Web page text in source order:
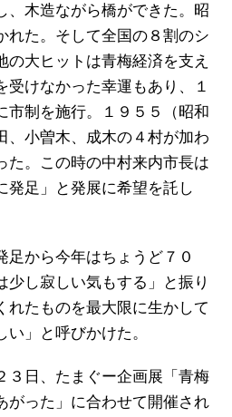
、木造ながら橋ができた。昭
れた。そして全国の８割のシ
の大ヒットは青梅経済を支え
受けなかった幸運もあり、１
市制を施行。１９５５（昭和
、小曽木、成木の４村が加わ
た。この時の中村来内市長は
発足」と発展に希望を託し
足から今年はちょうど７０
少し寂しい気もする」と振り
れたものを最大限に生かして
」と呼びかけた。
３日、たまぐー企画展「青梅
がった」に合わせて開催され